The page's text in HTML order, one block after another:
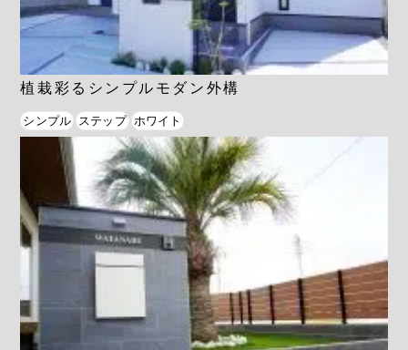
植栽彩るシンプルモダン外構
シンプル ステップ ホワイト